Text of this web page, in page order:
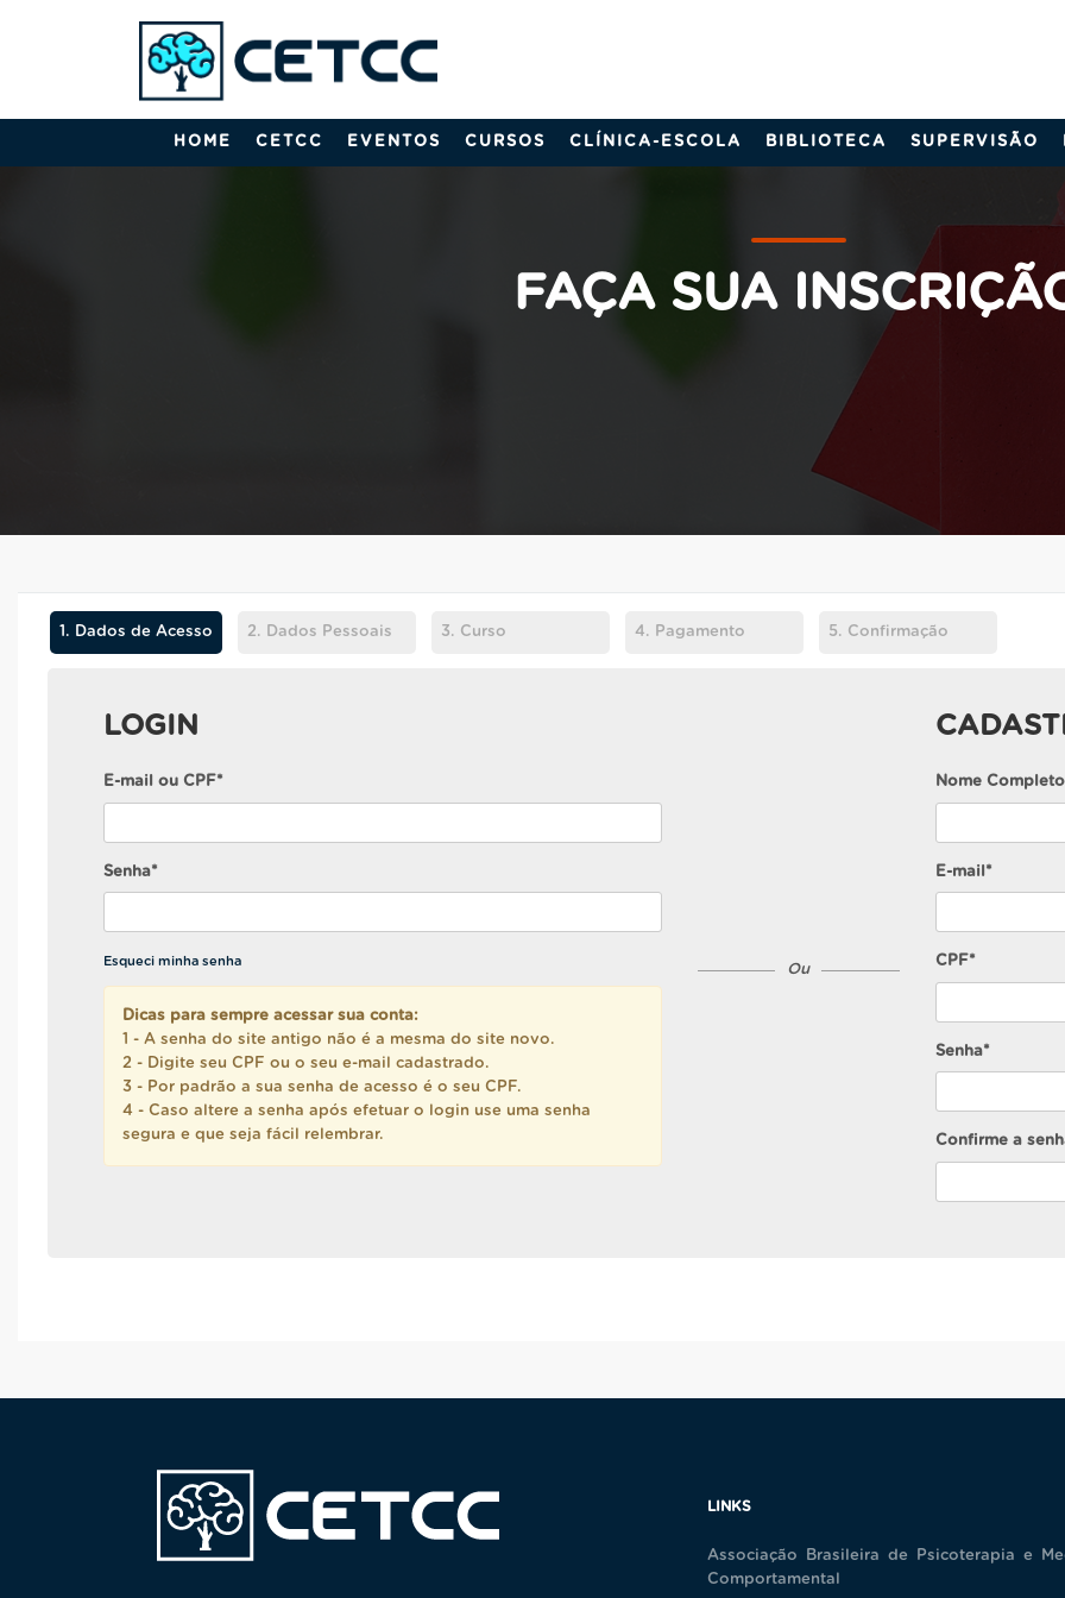
FAÇA SUA
1. Dados de Acesso 2. Dados Pessoais 3. Curso 4. Pagamento 5. Confirmação
LOGIN
E-mail ou CPF*
Senha*
Esqueci minha senha
Dicas para sempre acessar sua conta:
1 - A senha do site antigo não é a mesma do site novo.
2 - Digite seu CPF ou o seu e-mail cadastrado.
3 - Por padrão a sua senha de acesso é o seu CPF.
4 - Caso altere a senha após efetuar o login use uma senha
segura e que seja fácil relembrar.
Ou
Nome
E-mail*
CPF*
Senha*
Confirme a
LINKS
Associação Brasileira de Psicoterapia e
Comportamental
HOME CETCC EVENTOS CURSOS CLÍNICA-ESCOLA BIBLIOTECA SUPERVISÃO